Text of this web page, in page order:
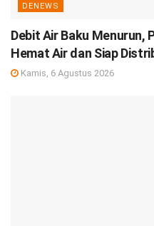
DENEWS
Debit Air Baku Menurun,
Hemat Air dan Siap
Kamis, 6 Agustus 2026